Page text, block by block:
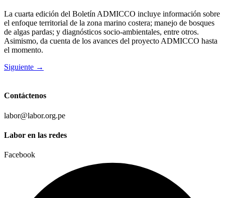
La cuarta edición del Boletín ADMICCO incluye información sobre
el enfoque territorial de la zona marino costera; manejo de bosques
de algas pardas; y diagnósticos socio-ambientales, entre otros.
Asimismo, da cuenta de los avances del proyecto ADMICCO hasta
el momento.
Siguiente →
Contáctenos
labor@labor.org.pe
Labor en las redes
Facebook